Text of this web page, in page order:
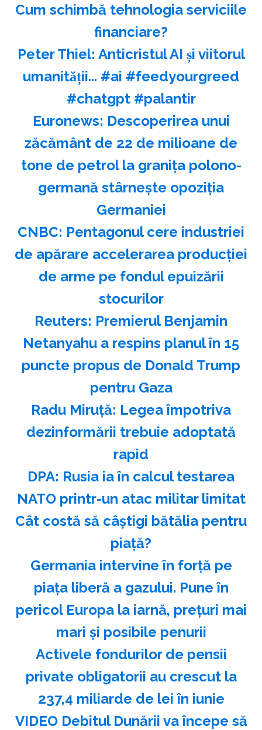
Cum schimbă tehnologia serviciile
financiare?
Peter Thiel: Anticristul AI și viitorul
umanității... #ai #feedyourgreed
#chatgpt #palantir
Euronews: Descoperirea unui
zăcământ de 22 de milioane de
tone de petrol la graniţa polono-
germană stârneşte opoziţia
Germaniei
CNBC: Pentagonul cere industriei
de apărare accelerarea producţiei
de arme pe fondul epuizării
stocurilor
Reuters: Premierul Benjamin
Netanyahu a respins planul în 15
puncte propus de Donald Trump
pentru Gaza
Radu Miruţă: Legea împotriva
dezinformării trebuie adoptată
rapid
DPA: Rusia ia în calcul testarea
NATO printr-un atac militar limitat
Cât costă să câștigi bătălia pentru
piață?
Germania intervine în forță pe
piața liberă a gazului. Pune în
pericol Europa la iarnă, prețuri mai
mari și posibile penurii
Activele fondurilor de pensii
private obligatorii au crescut la
237,4 miliarde de lei în iunie
VIDEO Debitul Dunării va începe să